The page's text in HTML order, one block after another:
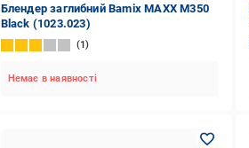
Блендер заглибний Bamix MAXX М350
Black (1023.023)
1
Немає в наявності